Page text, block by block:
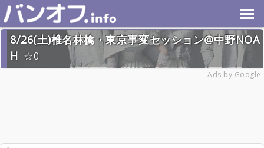
8/26(土)椎名林檎・東京事変セッション@中野NOA
H
0
Ads by Google